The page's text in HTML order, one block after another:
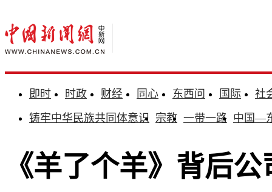
即时 时政 财经 同心 东西问 国际
社
铸牢中华民族共同体意识 宗教 一带一路 中国—
《羊了个羊》背后